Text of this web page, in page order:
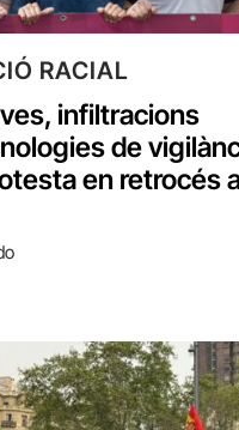
RACIAL
infiltracions
de
en retrocés